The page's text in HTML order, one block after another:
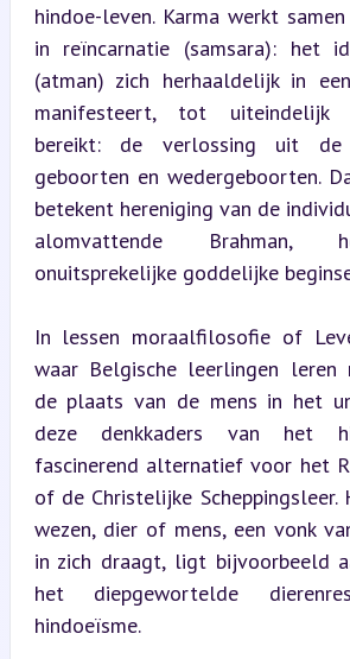
hindoe-leven. Karma werkt
in reïncarnatie (samsara): het
(atman) zich herhaaldelijk in
manifesteert, tot uiteindelijk
bereikt: de verlossing uit de
geboorten en wedergeboorten.
betekent hereniging van de
alomvattende Brahman,
onuitsprekelijke goddelijke
In lessen moraalfilosofie of
waar Belgische leerlingen leren
de plaats van de mens in het
deze denkkaders van het
fascinerend alternatief voor het
of de Christelijke
wezen, dier of mens, een vonk
in zich draagt, ligt bijvoorbeeld
het diepgewortelde
hindoeïsme.